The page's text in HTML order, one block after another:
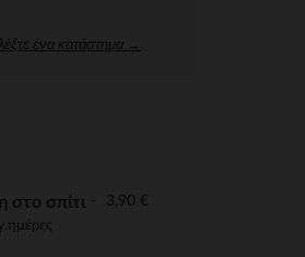
ένα κατάστημα →
στο σπίτι 3,90 €